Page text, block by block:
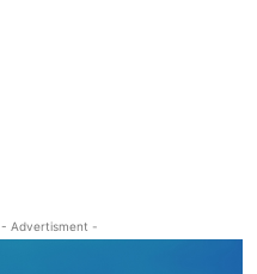
- Advertisment -